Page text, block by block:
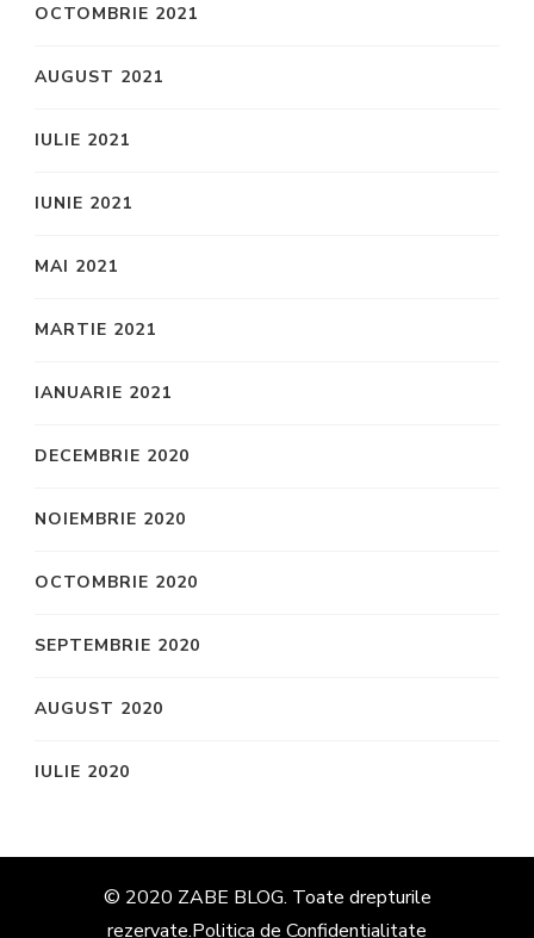
OCTOMBRIE 2021
AUGUST 2021
IULIE 2021
IUNIE 2021
MAI 2021
MARTIE 2021
IANUARIE 2021
DECEMBRIE 2020
NOIEMBRIE 2020
OCTOMBRIE 2020
SEPTEMBRIE 2020
AUGUST 2020
IULIE 2020
© 2020 ZABE BLOG. Toate drepturile
rezervate.Politica de Confidentialitate